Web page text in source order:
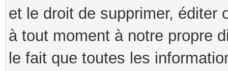
et le droit de supprimer, éditer
à tout moment à notre propre
le fait que toutes les